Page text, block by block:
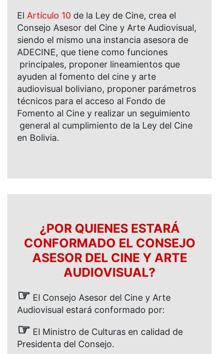
El Artículo 10 de la Ley de Cine, crea el
Consejo Asesor del Cine y Arte Audiovisual,
siendo el mismo una instancia asesora de
ADECINE, que tiene como funciones
principales, proponer lineamientos que
ayuden al fomento del cine y arte
audiovisual boliviano, proponer parámetros
técnicos para el acceso al Fondo de
Fomento al Cine y realizar un seguimiento
general al cumplimiento de la Ley del Cine
en Bolivia.
¿POR QUIENES ESTARÁ
CONFORMADO EL CONSEJO
ASESOR DEL CINE Y ARTE
AUDIOVISUAL?
☞ El Consejo Asesor del Cine y Arte
Audiovisual estará conformado por:
☞ El Ministro de Culturas en calidad de
Presidenta del Consejo.